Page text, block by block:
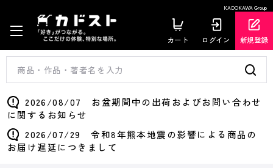
KADOKAWA Group
カート ログイン 新規登録
2026/08/07 お盆期間中の出荷およびお問い合わせ
に関するお知らせ
2026/07/29 令和8年熊本地震の影響による商品の
お届け遅延につきまして